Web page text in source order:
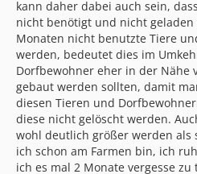
kann daher dabei auch sein,
nicht benötigt und nicht geladen
Monaten nicht benutzte Tiere
werden, bedeutet dies im
Dorfbewohner eher in der Nähe
gebaut werden sollten, damit
diesen Tieren und
diese nicht gelöscht werden.
wohl deutlich größer werden als
ich schon am Farmen bin, ich
ich es mal 2 Monate vergesse